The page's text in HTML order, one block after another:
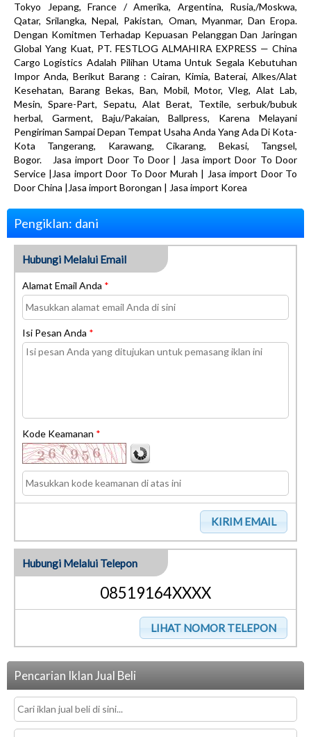
Tokyo Jepang, France / Amerika, Argentina, Rusia,/Moskwa,
Qatar, Srilangka, Nepal, Pakistan, Oman, Myanmar, Dan Eropa.
Dengan Komitmen Terhadap Kepuasan Pelanggan Dan Jaringan
Global Yang Kuat, PT. FESTLOG ALMAHIRA EXPRESS — China
Cargo Logistics Adalah Pilihan Utama Untuk Segala Kebutuhan
Impor Anda, Berikut Barang : Cairan, Kimia, Baterai, Alkes/Alat
Kesehatan, Barang Bekas, Ban, Mobil, Motor, Vleg, Alat Lab,
Mesin, Spare-Part, Sepatu, Alat Berat, Textile, serbuk/bubuk
herbal, Garment, Baju/Pakaian, Ballpress, Karena Melayani
Pengiriman Sampai Depan Tempat Usaha Anda Yang Ada Di Kota-
Kota Tangerang, Karawang, Cikarang, Bekasi, Tangsel,
Bogor. Jasa import Door To Door | Jasa import Door To Door
Service |Jasa import Door To Door Murah | Jasa import Door To
Door China |Jasa import Borongan | Jasa import Korea
Pengiklan: dani
Hubungi Melalui Email
Alamat Email Anda *
Isi Pesan Anda *
Kode Keamanan *
Hubungi Melalui Telepon
08519164XXXX
Pencarian Iklan Jual Beli